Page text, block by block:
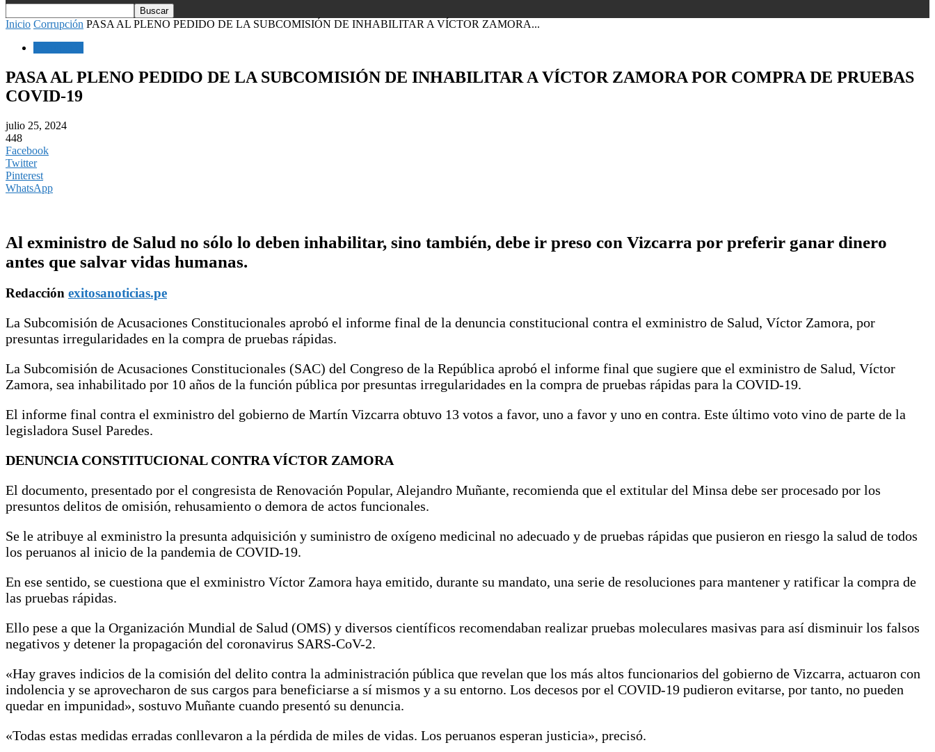
Inicio Corrupción PASA AL PLENO PEDIDO DE LA SUBCOMISIÓN DE INHABILITAR A VÍCTOR ZAMORA...
PASA AL PLENO PEDIDO DE LA SUBCOMISIÓN DE INHABILITAR A VÍCTOR ZAMORA POR COMPRA DE PRUEBAS
COVID-19
julio 25, 2024
448
Facebook
Twitter
Pinterest
WhatsApp
Al exministro de Salud no sólo lo deben inhabilitar, sino también, debe ir preso con Vizcarra por preferir ganar dinero
antes que salvar vidas humanas.
Redacción exitosanoticias.pe
La Subcomisión de Acusaciones Constitucionales aprobó el informe final de la denuncia constitucional contra el exministro de Salud, Víctor Zamora, por
presuntas irregularidades en la compra de pruebas rápidas.
La Subcomisión de Acusaciones Constitucionales (SAC) del Congreso de la República aprobó el informe final que sugiere que el exministro de Salud, Víctor
Zamora, sea inhabilitado por 10 años de la función pública por presuntas irregularidades en la compra de pruebas rápidas para la COVID-19.
El informe final contra el exministro del gobierno de Martín Vizcarra obtuvo 13 votos a favor, uno a favor y uno en contra. Este último voto vino de parte de la
legisladora Susel Paredes.
DENUNCIA CONSTITUCIONAL CONTRA VÍCTOR ZAMORA
El documento, presentado por el congresista de Renovación Popular, Alejandro Muñante, recomienda que el extitular del Minsa debe ser procesado por los
presuntos delitos de omisión, rehusamiento o demora de actos funcionales.
Se le atribuye al exministro la presunta adquisición y suministro de oxígeno medicinal no adecuado y de pruebas rápidas que pusieron en riesgo la salud de todos
los peruanos al inicio de la pandemia de COVID-19.
En ese sentido, se cuestiona que el exministro Víctor Zamora haya emitido, durante su mandato, una serie de resoluciones para mantener y ratificar la compra de
las pruebas rápidas.
Ello pese a que la Organización Mundial de Salud (OMS) y diversos científicos recomendaban realizar pruebas moleculares masivas para así disminuir los falsos
negativos y detener la propagación del coronavirus SARS-CoV-2.
«Hay graves indicios de la comisión del delito contra la administración pública que revelan que los más altos funcionarios del gobierno de Vizcarra, actuaron con
indolencia y se aprovecharon de sus cargos para beneficiarse a sí mismos y a su entorno. Los decesos por el COVID-19 pudieron evitarse, por tanto, no pueden
quedar en impunidad», sostuvo Muñante cuando presentó su denuncia.
«Todas estas medidas erradas conllevaron a la pérdida de miles de vidas. Los peruanos esperan justicia», precisó.